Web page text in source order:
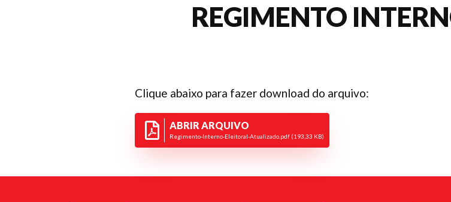
REGIMENTO
Clique abaixo para fazer download do arquivo:
ABRIR ARQUIVO
Regimento-Interno-Eleitoral-Atualizado.pdf (193,33 KB)